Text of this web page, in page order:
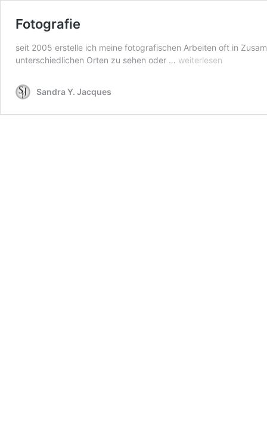
Fotografie
seit 2005 erstelle ich meine fotografischen Arbeiten oft in
unterschiedlichen Orten zu sehen oder … Fotografie
weiterlesen
Sandra Y. Jacques